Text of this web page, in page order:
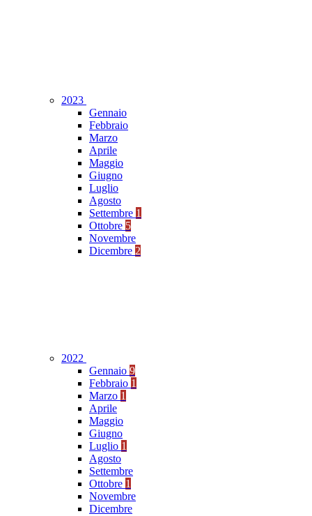
2023
Gennaio
Febbraio
Marzo
Aprile
Maggio
Giugno
Luglio
Agosto
Settembre 1
Ottobre 5
Novembre
Dicembre 2
2022
Gennaio 9
Febbraio 1
Marzo 1
Aprile
Maggio
Giugno
Luglio 1
Agosto
Settembre
Ottobre 1
Novembre
Dicembre